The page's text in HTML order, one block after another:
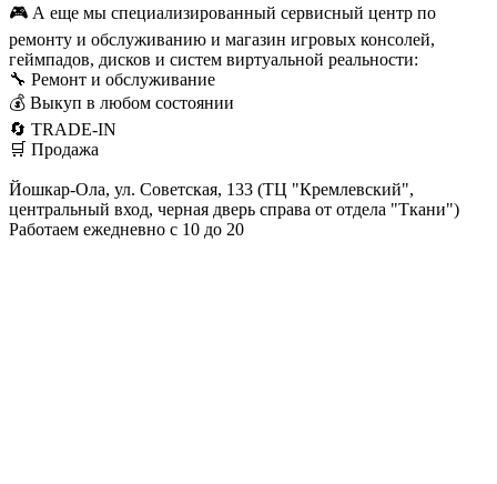
🎮 А еще мы специализированный сервисный центр по
ремонту и обслуживанию и магазин игровых консолей,
геймпадов, дисков и систем виртуальной реальности:
🔧 Ремонт и обслуживание
💰 Выкуп в любом состоянии
🔄 TRADE-IN
🛒 Продажа
Йошкар-Ола, ул. Советская, 133 (ТЦ "Кремлевский",
центральный вход, черная дверь справа от отдела "Ткани")
Работаем ежедневно с 10 до 20